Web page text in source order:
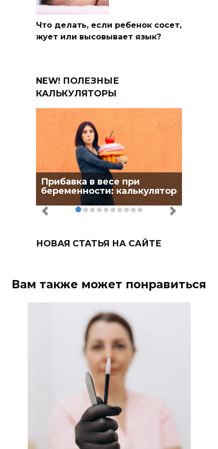
Что делать, если ребенок сосет,
жует или высовывает язык?
NEW! ПОЛЕЗНЫЕ
КАЛЬКУЛЯТОРЫ
Прибавка в весе при
беременности: калькулятор
НОВАЯ СТАТЬЯ НА САЙТЕ
Вам также может понравиться